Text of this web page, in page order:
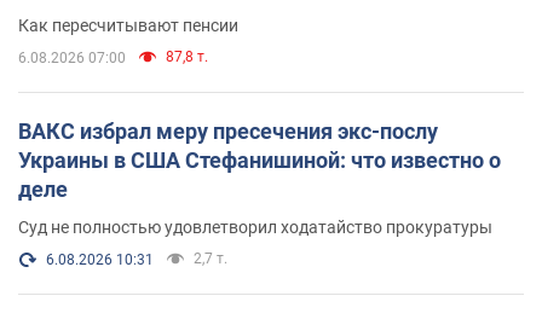
Как пересчитывают пенсии
6.08.2026 07:00 87,8 т.
ВАКС избрал меру пресечения экс-послу
Украины в США Стефанишиной: что известно о
деле
Суд не полностью удовлетворил ходатайство прокуратуры
6.08.2026 10:31 2,7 т.